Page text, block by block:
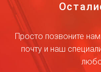
Просто позвоните
почту и наш